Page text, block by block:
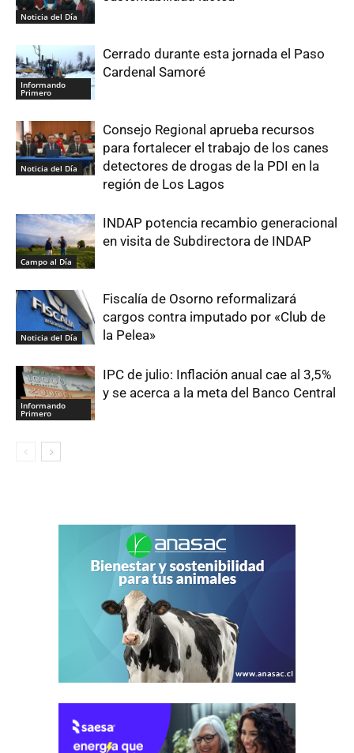
Noticia del Día
Informando
Primero
Cerrado durante esta jornada el Paso
Cardenal Samoré
Noticia del Día
Consejo Regional aprueba recursos
para fortalecer el trabajo de los canes
detectores de drogas de la PDI en la
región de Los Lagos
Campo al Día
INDAP potencia recambio generacional
en visita de Subdirectora de INDAP
Noticia del Día
Fiscalía de Osorno reformalizará
cargos contra imputado por «Club de
la Pelea»
Informando
Primero
IPC de julio: Inflación anual cae al 3,5%
y se acerca a la meta del Banco Central